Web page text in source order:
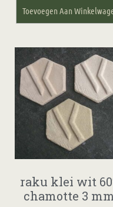
Toevoegen Aan
raku klei wit
chamotte 3